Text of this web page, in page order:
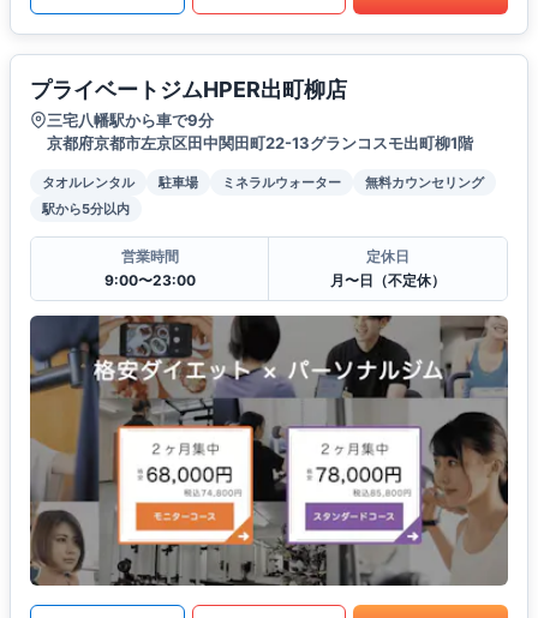
プライベートジムHPER出町柳店
三宅八幡駅から車で9分
京都府京都市左京区田中関田町22-13グランコスモ出町柳1階
タオルレンタル 駐車場 ミネラルウォーター
無料カウンセリング
駅から5分以内
営業時間
9:00〜23:00
定休日
月〜日（不定休）